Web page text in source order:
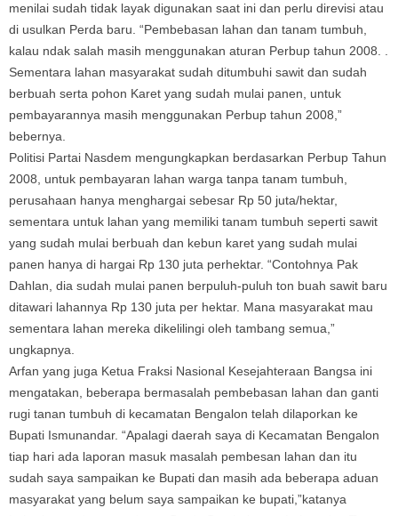
menilai sudah tidak layak digunakan saat ini dan perlu direvisi atau
di usulkan Perda baru. “Pembebasan lahan dan tanam tumbuh,
kalau ndak salah masih menggunakan aturan Perbup tahun 2008. .
Sementara lahan masyarakat sudah ditumbuhi sawit dan sudah
berbuah serta pohon Karet yang sudah mulai panen, untuk
pembayarannya masih menggunakan Perbup tahun 2008,”
bebernya.
Politisi Partai Nasdem mengungkapkan berdasarkan Perbup Tahun
2008, untuk pembayaran lahan warga tanpa tanam tumbuh,
perusahaan hanya menghargai sebesar Rp 50 juta/hektar,
sementara untuk lahan yang memiliki tanam tumbuh seperti sawit
yang sudah mulai berbuah dan kebun karet yang sudah mulai
panen hanya di hargai Rp 130 juta perhektar. “Contohnya Pak
Dahlan, dia sudah mulai panen berpuluh-puluh ton buah sawit baru
ditawari lahannya Rp 130 juta per hektar. Mana masyarakat mau
sementara lahan mereka dikelilingi oleh tambang semua,”
ungkapnya.
Arfan yang juga Ketua Fraksi Nasional Kesejahteraan Bangsa ini
mengatakan, beberapa bermasalah pembebasan lahan dan ganti
rugi tanan tumbuh di kecamatan Bengalon telah dilaporkan ke
Bupati Ismunandar. “Apalagi daerah saya di Kecamatan Bengalon
tiap hari ada laporan masuk masalah pembesan lahan dan itu
sudah saya sampaikan ke Bupati dan masih ada beberapa aduan
masyarakat yang belum saya sampaikan ke bupati,”katanya